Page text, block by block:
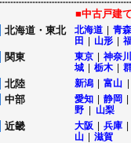
■中古戸建て
北海道・東北
北海道 青森
田
山形
関東 東京 神奈川
城
栃木
北陸 新潟 富山
中部 愛知 静岡
野
山梨
近畿 大阪 兵庫
山
滋賀